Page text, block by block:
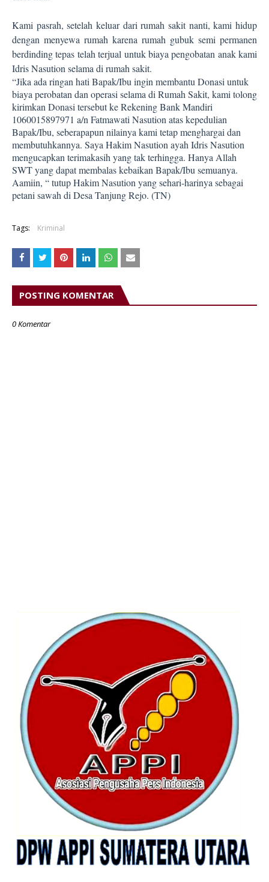
Kami pasrah, setelah keluar dari rumah sakit nanti, kami hidup
dengan menyewa rumah karena rumah gubuk semi permanen
berdinding tepas telah terjual untuk biaya pengobatan anak kami
Idris Nasution selama di rumah sakit.
“Jika ada ringan hati Bapak/Ibu ingin membantu Donasi untuk
biaya perobatan dan operasi selama di Rumah Sakit, kami tolong
kirimkan Donasi tersebut ke Rekening Bank Mandiri
1060015897971 a/n Fatmawati Nasution atas kepedulian
Bapak/Ibu, seberapapun nilainya kami tetap menghargai dan
membutuhkannya. Saya Hakim Nasution ayah Idris Nasution
mengucapkan terimakasih yang tak terhingga. Hanya Allah
SWT yang dapat membalas kebaikan Bapak/Ibu semuanya.
Aamiin, “tutup Hakim Nasution yang sehari-harinya sebagai
petani sawah di Desa Tanjung Rejo. (TN)
Tags: Kriminal
POSTING KOMENTAR
0 Komentar